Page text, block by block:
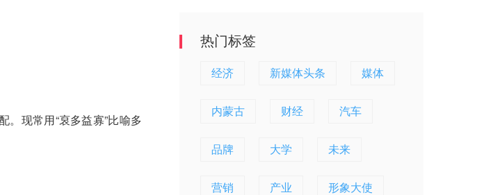
。现常用“裒多益寡”比喻多
热门标签
经济 新媒体头条 媒体
内蒙古 财经 汽车
品牌 大学 未来
营销 产业 形象大使